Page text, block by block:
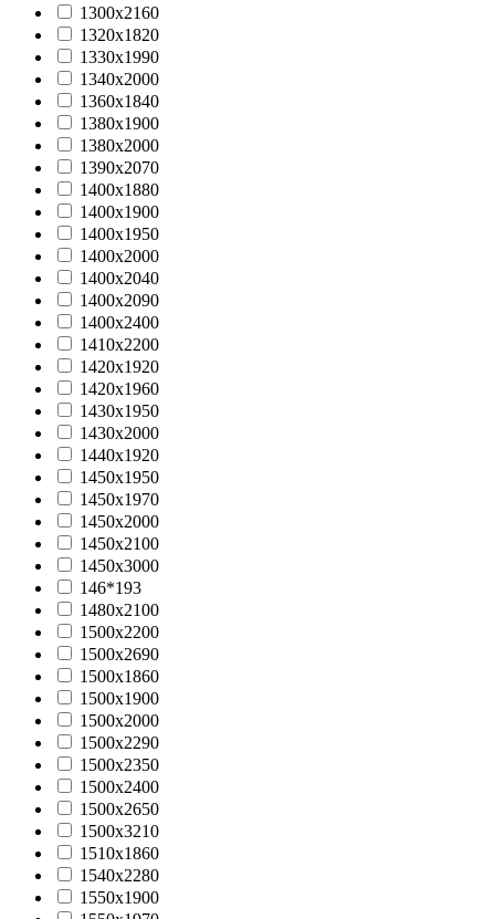
1300х2160
1320х1820
1330х1990
1340х2000
1360х1840
1380х1900
1380х2000
1390х2070
1400х1880
1400х1900
1400х1950
1400х2000
1400х2040
1400х2090
1400х2400
1410х2200
1420х1920
1420х1960
1430х1950
1430х2000
1440x1920
1450х1950
1450х1970
1450х2000
1450х2100
1450х3000
146*193
1480x2100
1500x2200
1500x2690
1500х1860
1500х1900
1500х2000
1500х2290
1500х2350
1500х2400
1500х2650
1500х3210
1510х1860
1540х2280
1550х1900